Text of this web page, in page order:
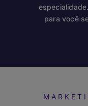
para você